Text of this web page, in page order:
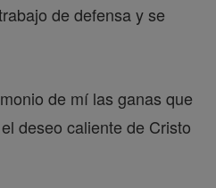
de defensa y se
de mí las ganas que
deseo caliente de Cristo